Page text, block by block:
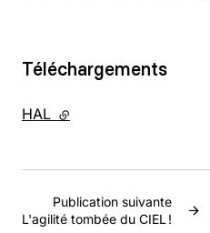
Téléchargements
HAL - lien externe
Publication suivante
L'agilité tombée du CIEL !